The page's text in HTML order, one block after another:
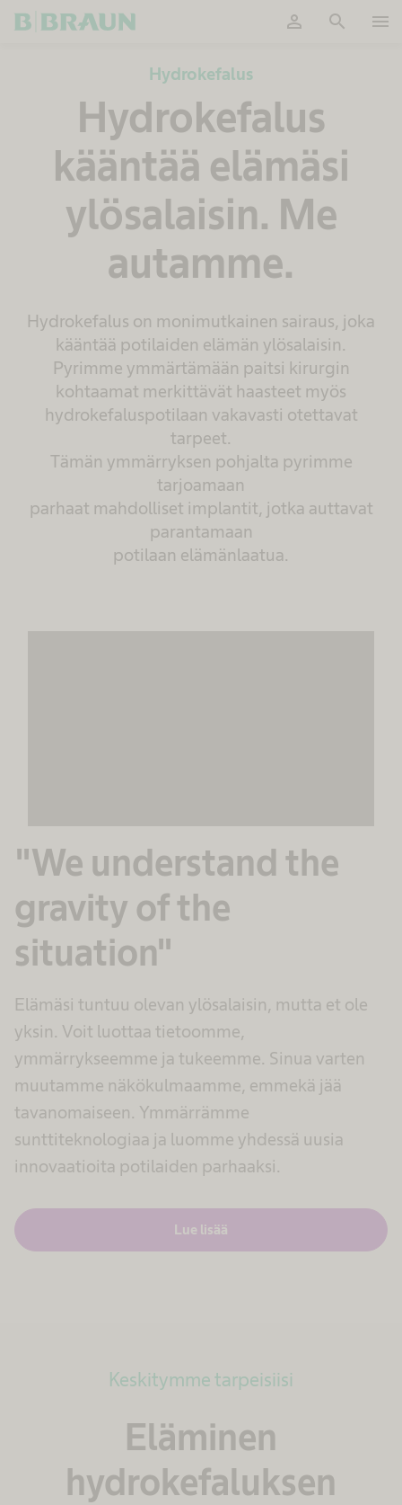
person search menu
Hydrokefalus
Hydrokefalus
kääntää elämäsi
ylösalaisin. Me
autamme.
Hydrokefalus on monimutkainen sairaus, joka
kääntää potilaiden elämän ylösalaisin.
Pyrimme ymmärtämään paitsi kirurgin
kohtaamat merkittävät haasteet myös
hydrokefaluspotilaan vakavasti otettavat
tarpeet.
Tämän ymmärryksen pohjalta pyrimme
tarjoamaan
parhaat mahdolliset implantit, jotka auttavat
parantamaan
potilaan elämänlaatua.
"We understand the
gravity of the
situation"
Elämäsi tuntuu olevan ylösalaisin, mutta et ole
yksin. Voit luottaa tietoomme,
ymmärrykseemme ja tukeemme. Sinua varten
muutamme näkökulmaamme, emmekä jää
tavanomaiseen. Ymmärrämme
sunttiteknologiaa ja luomme yhdessä uusia
innovaatioita potilaiden parhaaksi.
Lue lisää
Hyväksy
powered by
Usercentrics Consent
Keskitymme tarpeisiisi
Eläminen
hydrokefaluksen